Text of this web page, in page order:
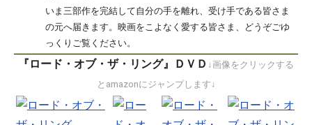
いま三部作を完結して自分の手を離れ、受け手である皆さま
の元へ届きます。映画をこよなく愛する皆さま、どうぞごゆ
っくりご覧ください。
『ロード・オブ・ザ・リング』ＤＶＤ ↓画像をクリックする
とamazonにジャンプします↓